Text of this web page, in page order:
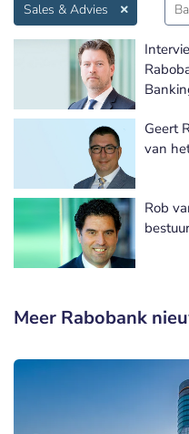
Sales & Advies
Geert
van
Rob
Meer Rabobank